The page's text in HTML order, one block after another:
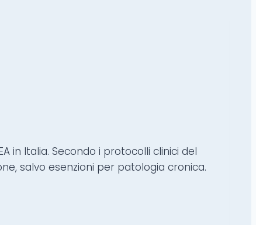
in Italia. Secondo i protocolli clinici del
salvo esenzioni per patologia cronica.